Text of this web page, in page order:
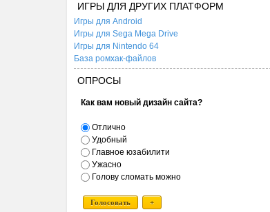
ИГРЫ ДЛЯ ДРУГИХ ПЛАТФОРМ
Игры для Android
Игры для Sega Mega Drive
Игры для Nintendo 64
База ромхак-файлов
ОПРОСЫ
Как вам новый дизайн сайта?
Отлично
Удобный
Главное юзабилити
Ужасно
Голову сломать можно
Голосовать +